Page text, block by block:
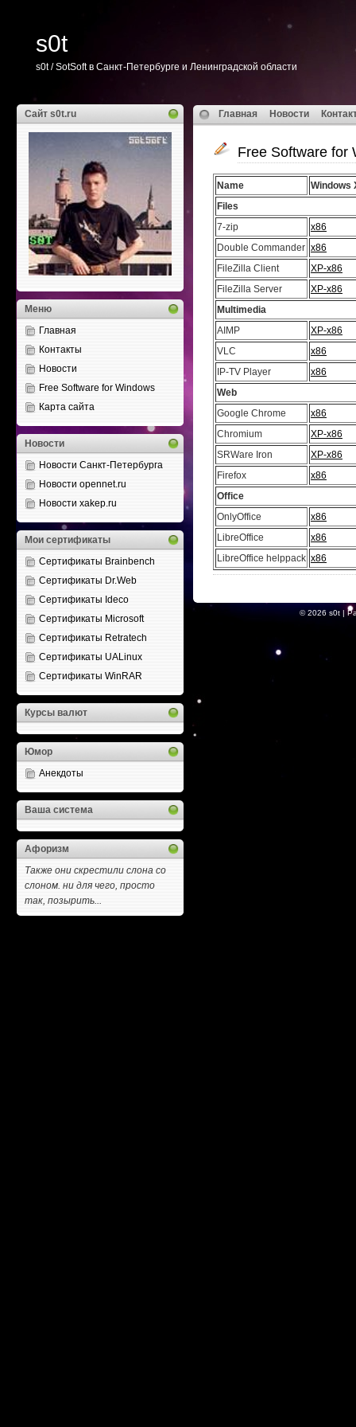
s0t
s0t / SotSoft в Санкт-Петербурге и Ленинградской области
Сайт s0t.ru
Меню
Главная
Контакты
Новости
Free Software for Windows
Карта сайта
Новости
Новости Санкт-Петербурга
Новости opennet.ru
Новости xakep.ru
Мои сертификаты
Сертификаты Brainbench
Сертификаты Dr.Web
Сертификаты Ideco
Сертификаты Microsoft
Сертификаты Retratech
Сертификаты UALinux
Сертификаты WinRAR
Курсы валют
Юмор
Анекдоты
Ваша система
Афоризм
Также они скрестили слона со
слоном. ни для чего, просто
так, позырить...
Главная Новости
Free Software for
Name
Windows
Files
7-zip
x86
Double Commander x86
FileZilla Client
XP-x86
FileZilla Server
XP-x86
Multimedia
AIMP
XP-x86
VLC
x86
IP-TV Player
x86
Web
Google Chrome
x86
Chromium
XP-x86
SRWare Iron
XP-x86
Firefox
x86
Office
OnlyOffice
x86
LibreOffice
x86
LibreOffice helppack x86
© 2026 s0t|